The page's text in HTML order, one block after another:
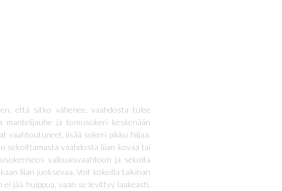
että sitko vähenee, vaahdosta tulee
ja tomusokeri keskenään
vaahtoutuneet, lisää sokeri pikku hiljaa.
sekoittamasta vaahdosta liian kovaa tai
valkuaisvaahtoon ja sekoita
liian juoksevaa. Voit kokeilla taikinan
jää huippua, vaan se levittyy laakeasti.